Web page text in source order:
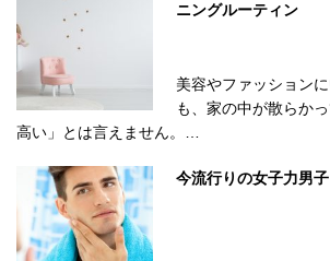
ニングルーティン
美容やファッション
も、家の中が散らか
高い」とは言えません。…
今流行りの女子力男